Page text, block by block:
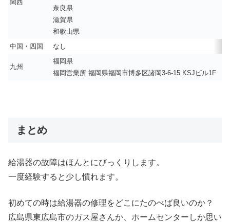
関西
奈良県
滋賀県
和歌山県
中国・四国
なし
九州
福岡県
福岡営業所 福岡県福岡市博多区諸岡3-6-15 KSJビル1F
まとめ
給湯器の故障はほんとにびっくりします。
一度経験すると少し慣れます。
初めての時は給湯器の修理をどこにたのべば良いのか？
広島県東広島市のガス屋さんか、ホームセンターしか思い